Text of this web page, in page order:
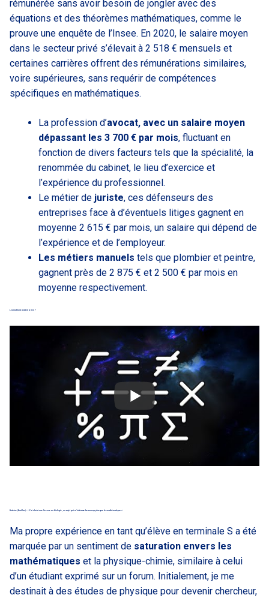
rémunérée sans avoir besoin de jongler avec des
équations et des théorèmes mathématiques, comme le
prouve une enquête de l’Insee. En 2020, le salaire moyen
dans le secteur privé s’élevait à 2 518 € mensuels et
certaines carrières offrent des rémunérations similaires,
voire supérieures, sans requérir de compétences
spécifiques en mathématiques.
La profession d’avocat, avec un salaire moyen
dépassant les 3 700 € par mois, fluctuant en
fonction de divers facteurs tels que la spécialité, la
renommée du cabinet, le lieu d’exercice et
l’expérience du professionnel.
Le métier de juriste, ces défenseurs des
entreprises face à d’éventuels litiges gagnent en
moyenne 2 615 € par mois, un salaire qui dépend de
l’expérience et de l’employeur.
Les métiers manuels tels que plombier et peintre,
gagnent près de 2 875 € et 2 500 € par mois en
moyenne respectivement.
Les maths ne servent à rien ?
Antoine (Aurillac) : « J’ai choisi une licence en biologie, un sujet qui m’intéresse beaucoup plus que les mathématiques »
Ma propre expérience en tant qu’élève en terminale S a été
marquée par un sentiment de saturation envers les
mathématiques et la physique-chimie, similaire à celui
d’un étudiant exprimé sur un forum. Initialement, je me
destinait à des études de physique pour devenir chercheur,